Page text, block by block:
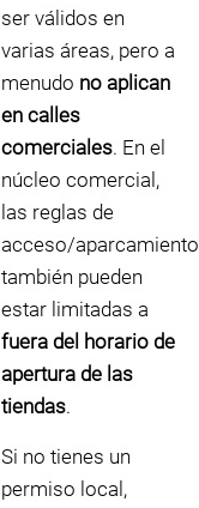
ser válidos en
varias áreas, pero a
menudo no aplican
en calles
comerciales. En el
núcleo comercial,
las reglas de
acceso/aparcamiento
también pueden
estar limitadas a
fuera del horario de
apertura de las
tiendas.
Si no tienes un
permiso local,